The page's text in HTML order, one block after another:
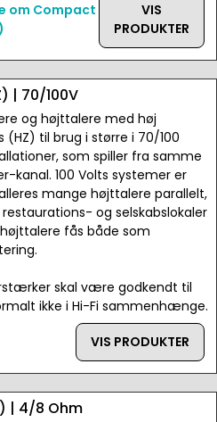
om Compact
VIS
PRODUKTER
| 70/100V
og højttalere med høj
(HZ) til brug i større i 70/100
som spiller fra samme
kanal. 100 Volts systemer er
mange højttalere parallelt,
og selskabslokaler
fås både som
skal være godkendt til
ikke i Hi-Fi sammenhænge.
VIS PRODUKTER
| 4/8 Ohm